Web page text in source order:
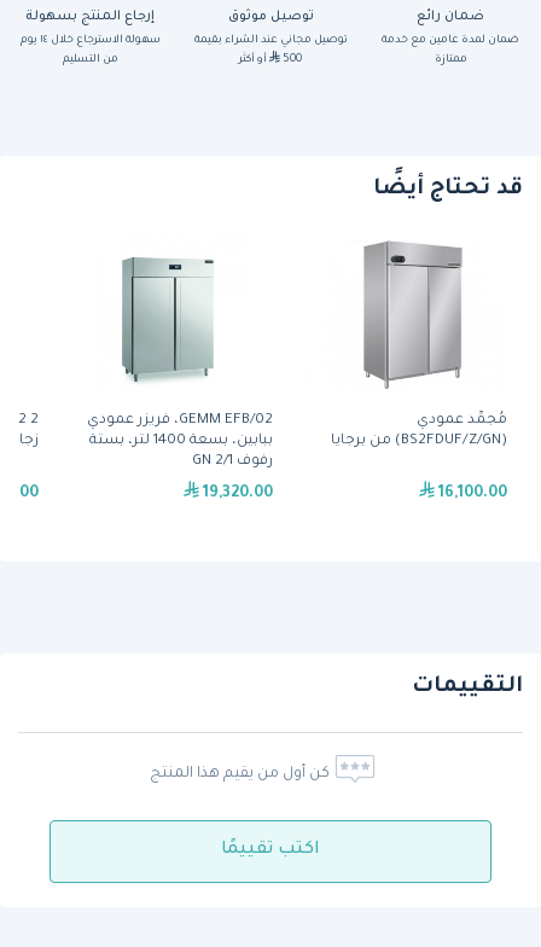
ضمان رائع
ضمان لمدة عامين مع خدمة
ممتازة
توصيل موثوق
توصيل مجاني عند الشراء بقيمة
500
أو أكثر
إرجاع المنتج بسهولة
سهولة الاسترجاع خلال ١٤ يوم
من التسليم
قد تحتاج أيضًا
مُجمِّد عمودي
(BS2FDUF/Z/GN) من برجايا
16,100.00
GEMM EFB/02، فريزر عمودي
ببابين، بسعة 1400 لتر، بستة
رفوف GN 2/1
19,320.00
التقييمات
كن أول من يقيم هذا المنتج
اكتب تقييمًا